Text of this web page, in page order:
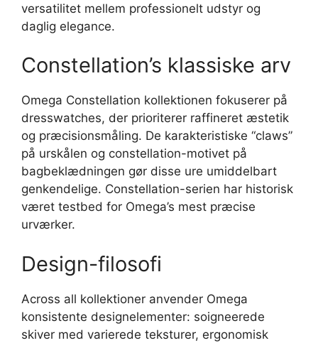
versatilitet mellem professionelt udstyr og
daglig elegance.
Constellation’s klassiske arv
Omega Constellation kollektionen fokuserer på
dresswatches, der prioriterer raffineret æstetik
og præcisionsmåling. De karakteristiske “claws”
på urskålen og constellation-motivet på
bagbeklædningen gør disse ure umiddelbart
genkendelige. Constellation-serien har historisk
været testbed for Omega’s mest præcise
urværker.
Design-filosofi
Across all kollektioner anvender Omega
konsistente designelementer: soigneerede
skiver med varierede teksturer, ergonomisk